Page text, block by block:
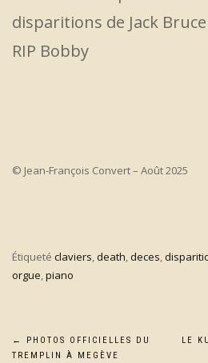
disparitions de Jack
RIP Bobby
© Jean-François Convert – Août 2025
Étiqueté claviers,death,deces,
orgue,piano
Navigation
←
PHOTOS OFFICIELLES DU
TREMPLIN À MEGÈVE
LE